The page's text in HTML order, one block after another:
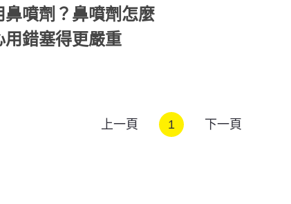
噴劑？鼻噴劑怎麼
錯塞得更嚴重
上一頁 1 下一頁